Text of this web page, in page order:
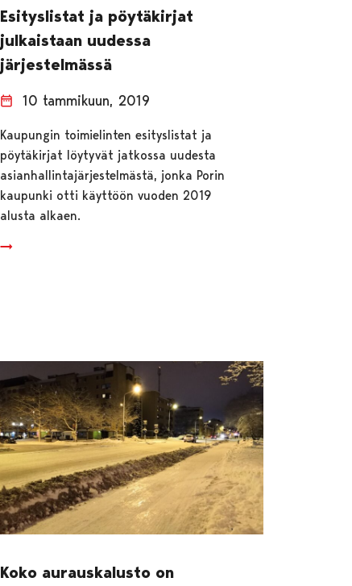
Esityslistat ja pöytäkirjat
julkaistaan uudessa
järjestelmässä
10 tammikuun, 2019
Kaupungin toimielinten esityslistat ja
pöytäkirjat löytyvät jatkossa uudesta
asianhallintajärjestelmästä, jonka Porin
kaupunki otti käyttöön vuoden 2019
alusta alkaen.
Koko aurauskalusto on